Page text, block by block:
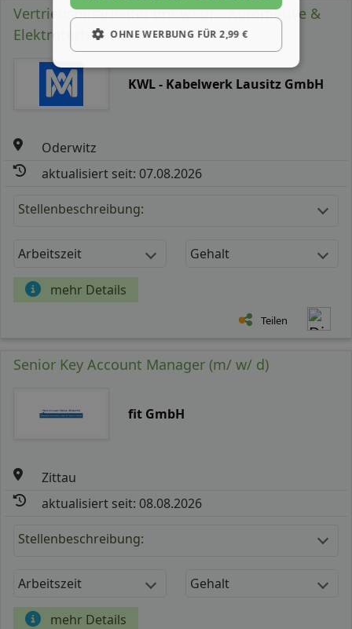
Vertriebsmitarbeiter (m/ w/ d) – Automotive &
Elektrotechnik
KWL - Kabelwerk Lausitz GmbH
Oderwitz
aktualisiert seit: 07.08.2026
Stellenbeschreibung:
Arbeitszeit Gehalt
mehr Details
Teilen
Senior Key Account Manager (m/ w/ d)
fit GmbH
Zittau
aktualisiert seit: 08.08.2026
Stellenbeschreibung:
Arbeitszeit Gehalt
mehr Details
OHNE WERBUNG FÜR 2,99 €